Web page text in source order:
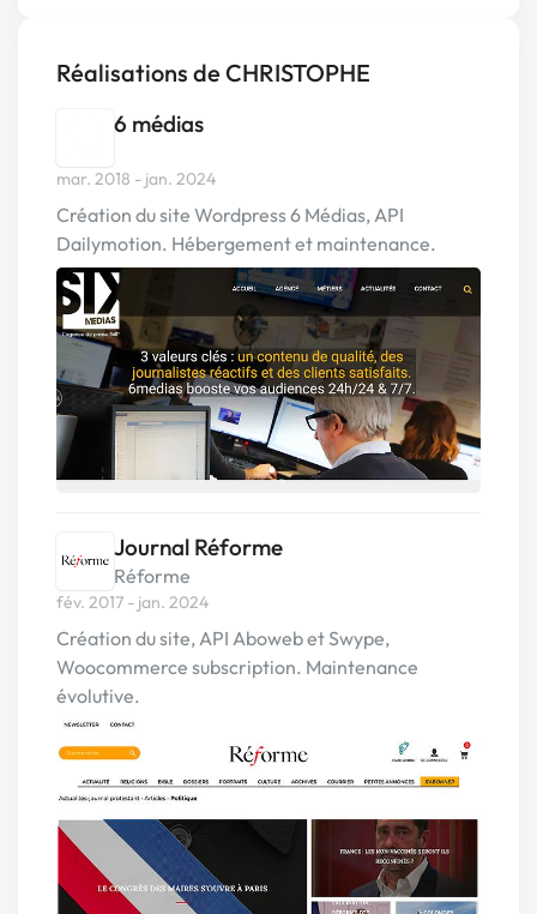
Réalisations de CHRISTOPHE
6 médias
mar. 2018 - jan. 2024
Création du site Wordpress 6 Médias, API
Dailymotion. Hébergement et maintenance.
Journal Réforme
Réforme
fév. 2017 - jan. 2024
Création du site, API Aboweb et Swype,
Woocommerce subscription. Maintenance
évolutive.